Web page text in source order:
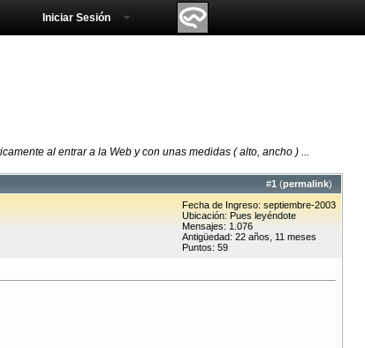
Iniciar Sesión
al entrar a la Web y con unas medidas ( alto, ancho ) ...
#1 (permalink)
Fecha de Ingreso: septiembre-2003
Ubicación: Pues leyéndote
Mensajes: 1.076
Antigüedad: 22 años, 11 meses
Puntos: 59